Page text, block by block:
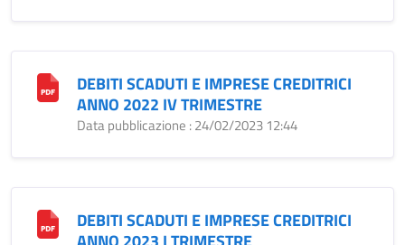
DEBITI SCADUTI E IMPRESE CREDITRICI
ANNO 2022 IV TRIMESTRE
Data pubblicazione : 24/02/2023 12:44
DEBITI SCADUTI E IMPRESE CREDITRICI